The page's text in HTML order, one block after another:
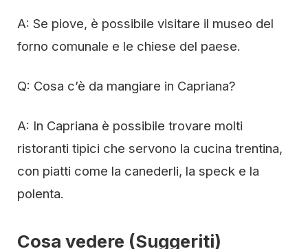
A: Se piove, è possibile visitare il museo del
forno comunale e le chiese del paese.
Q: Cosa c’è da mangiare in Capriana?
A: In Capriana è possibile trovare molti
ristoranti tipici che servono la cucina trentina,
con piatti come la canederli, la speck e la
polenta.
Cosa vedere (Suggeriti)